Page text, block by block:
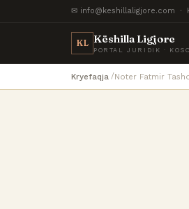
✉ info@keshillaligjore.com ·
KL Këshilla Ligjore
PORTAL JURIDIK ·
Kryefaqja Noter Fatmir